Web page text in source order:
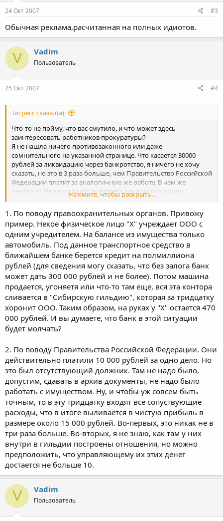
24 Окт 2007 #3
Обычная реклама,расчитанная на полных идиотов.
V Vadim
Пользователь
25 Окт 2007 #4
Тигресс сказал(а):
Что-то не пойму, что вас смутило, и что может здесь
заинтересовать работников прокуратуры?
Я не нашла ничего противозаконного или даже
сомнительного на указанной странице. Что касается 30000
рублей за ликвидацию через банкротство, я ничего не хочу
сказать, но это в 3 раза больше, чем Правительство Российской
Федерации платит за аналогичную же работу. В чем же
демпинг? Или вы просто пытаетесь рекламную акцию
организовать? Ну, тогда ай-яй-яй!
Нажмите, чтобы раскрыть...
1. По поводу правоохранительных органов. Привожу
пример. Некое физическое лицо "Х" учреждает ООО с
одним учредителем. На балансе из имущества только
автомобиль. Под данное транспортное средство в
ближайшем банке берется кредит на полмиллиона
рублей (для сведения могу сказать, что без залога банк
может дать 300 000 рублей и не более). Потом машина
продается, угоняетя или что-то там еще, вся эта контора
сливается в "Сибирскую гильдию", которая за тридцатку
хоронит ООО. Таким образом, на руках у "Х" остается 470
000 рублей. И вы думаете, что банк в этой ситуации
будет молчать?
2. По поводу Правительства Российской Федерации. Они
действительно платили 10 000 рублей за одно дело. Но
это был отсутствующий должник. Там не надо было,
допустим, сдавать в архив документы, не надо было
работать с имуществом. Ну, и чтобы уж совсем быть
точным, то в эту тридцатку входят все сопуствующие
расходы, что в итоге выливается в чистую прибыль в
размере около 15 000 рублей. Во-первых, это никак не в
три раза больше. Во-вторых, я не знаю, как там у них
внутри в гильдии построены отношения, но можно
предположить, что управляющему их этих денег
достается не больше 10.
V Vadim
Пользователь